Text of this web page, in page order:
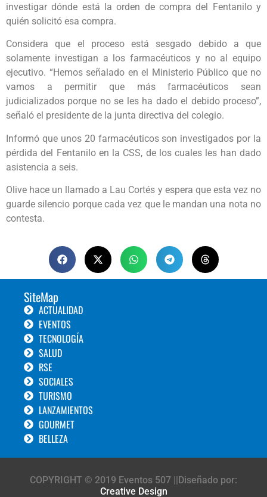
investigar dónde está la orden de compra del Fentanilo y
quién solicitó esa compra.
Considera que el proceso está sesgado debido a que
solamente investigan a los farmacéuticos y no al equipo
ejecutivo. “Hemos señalado en el Ministerio Público que no
vamos a permitir que más farmacéuticos sean
judicializados porque no se les ha dado el debido proceso”,
señaló el presidente de la junta directiva del colegio.
Informó que unos 20 farmacéuticos son investigados por la
pérdida del Fentanilo en la CSS, de los cuales les han dado
asistencia a seis.
Olive hace un llamado a Lau Cortés y espera que esta vez no
guarde silencio porque cada vez que le mandan una nota no
contesta.
SiteMap
ACTUALIDAD
EVENTOS
TECNOLOGÍA
SALUD
RSE
SOCIALES
TURISMO
LANZAMIENTOS
GOURMET
BELLEZA
COPYRIGHT © 2019 Eventos 507 ||Diseñado por:
Creative Design